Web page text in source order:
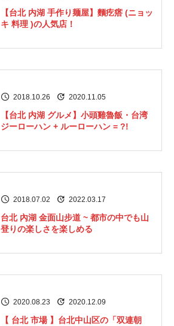
【台北 内湖 手作り麺屋】麵疙瘩 (ニョッ
キ 料理 )の人気店！
2018.10.26 2020.11.05
【台北 内湖 グルメ】小頭雞魯飯・台湾
ジーローハン + ルーローハン = ?!
2018.07.02 2022.03.17
台北 內湖 金面山步道 ~ 都市の中でも山
登りの楽しさを楽しめる
2020.08.23 2020.12.09
【 台北 市場 】台北中山区の「双連朝